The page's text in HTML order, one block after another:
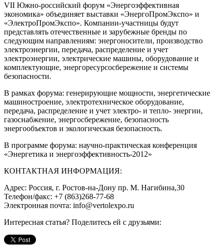
VII Южно-российский форум «Энергоэффективная
экономика» объединяет выставки «ЭнергоПромЭкспо» и
«ЭлектроПромЭкспо». Компании-участницы будут
представлять отечественные и зарубежные бренды по
следующим направлениям: энергоносители, производство
электроэнергии, передача, распределение и учет
электроэнергии, электрические машины, оборудование и
комплектующие, энергоресурсосбережение и системы
безопасности.
В рамках форума: генерирующие мощности, энергетические
машиностроение, электротехническое оборудование,
передача, распределение и учет электро- и тепло- энергии,
газоснабжение, энергосбережение, безопасность
энергообъектов и экологическая безопасность.
В программе форума: научно-практическая конференция
«Энергетика и энергоэффективность-2012»
КОНТАКТНАЯ ИНФОРМАЦИЯ:
Адрес: Россия, г. Ростов-на-Дону пр. М. Нагибина,30
Телефон/факс: +7 (863)268-77-68
Электронная почта: info@vertolexpo.ru
Интересная статья? Поделитесь ей с друзьями: